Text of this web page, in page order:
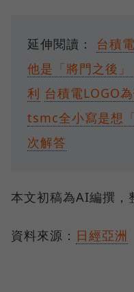
延伸閱讀： 台積
他是「將門之後
利 台積電LOGO
tsmc全小寫是想
次解答
本文初稿為AI編撰，
資料來源： 日經亞洲